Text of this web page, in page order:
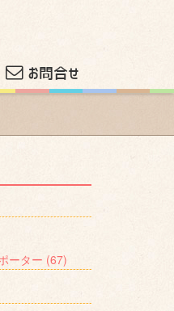
お問合せ
ーター (67)